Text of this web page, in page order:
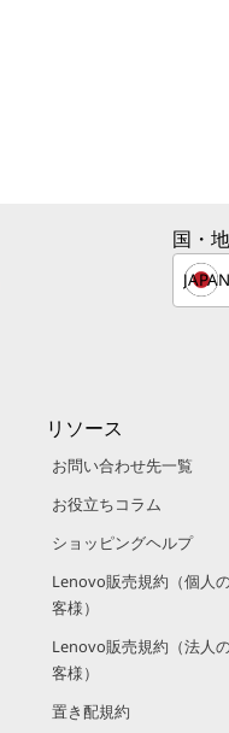
国・
リソース
お問い合わせ先一覧
お役立ちコラム
ショッピングヘルプ
Lenovo販売規約（個人
客様）
Lenovo販売規約（法人
客様）
置き配規約